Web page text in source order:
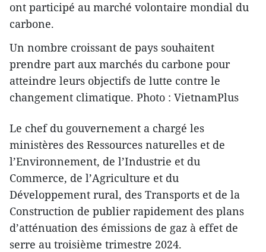
ont participé au marché volontaire mondial du
carbone.
Un nombre croissant de pays souhaitent
prendre part aux marchés du carbone pour
atteindre leurs objectifs de lutte contre le
changement climatique. Photo : VietnamPlus
Le chef du gouvernement a chargé les
ministères des Ressources naturelles et de
l’Environnement, de l’Industrie et du
Commerce, de l’Agriculture et du
Développement rural, des Transports et de la
Construction de publier rapidement des plans
d’atténuation des émissions de gaz à effet de
serre au troisième trimestre 2024.